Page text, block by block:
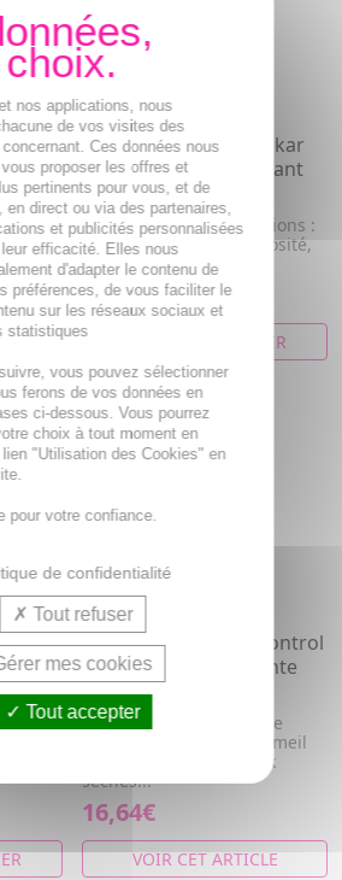
:
LA ROCHE POSAY Lipikar
Lait Urea 10% Hydratant
400ml
Lait hydratant triple actions :
anti-squames, anti-rugosité,
apaisant 48h
22,89€
AJOUTER AU PANIER
ADERMA Exomega Control
- Crème Nuit Emolliente
Réparatrice 200ml
La crème nuit émolliente
réparatrice met en sommeil
les grattages des peaux
sèches...
16,64€
VOIR CET ARTICLE
nos applications, nous
de vos visites des
Ces données nous
proposer les offres et
pertinents pour vous, et de
en direct ou via des partenaires,
et publicités personnalisées
efficacité. Elles nous
d'adapter le contenu de
préférences, de vous faciliter le
sur les réseaux sociaux et
statistiques
vous pouvez sélectionner
ferons de vos données en
ci-dessous. Vous pourrez
choix à tout moment en
"Utilisation des Cookies" en
pour votre confiance.
de confidentialité
Tout refuser
mes cookies
Tout accepter